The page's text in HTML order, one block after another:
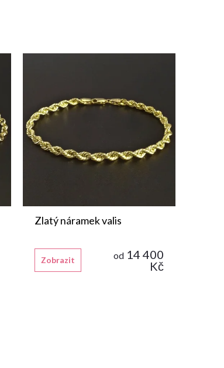
Zlatý náramek valis
od14 400
Kč
Zobrazit